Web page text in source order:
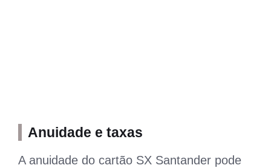
Anuidade e taxas
A anuidade do cartão SX Santander pode